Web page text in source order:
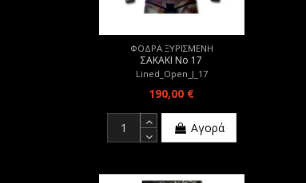
ΦΟΔΡΑ ΞΥΡΙΣΜΕΝΗ
ΣΑΚΑΚΙ Νο 17
Lined_Open_J_17
190,00 €
Αγορά